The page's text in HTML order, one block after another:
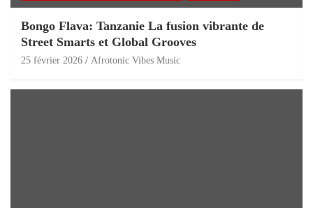
Bongo Flava: Tanzanie La fusion vibrante de
Street Smarts et Global Grooves
25 février 2026 Afrotonic Vibes Music